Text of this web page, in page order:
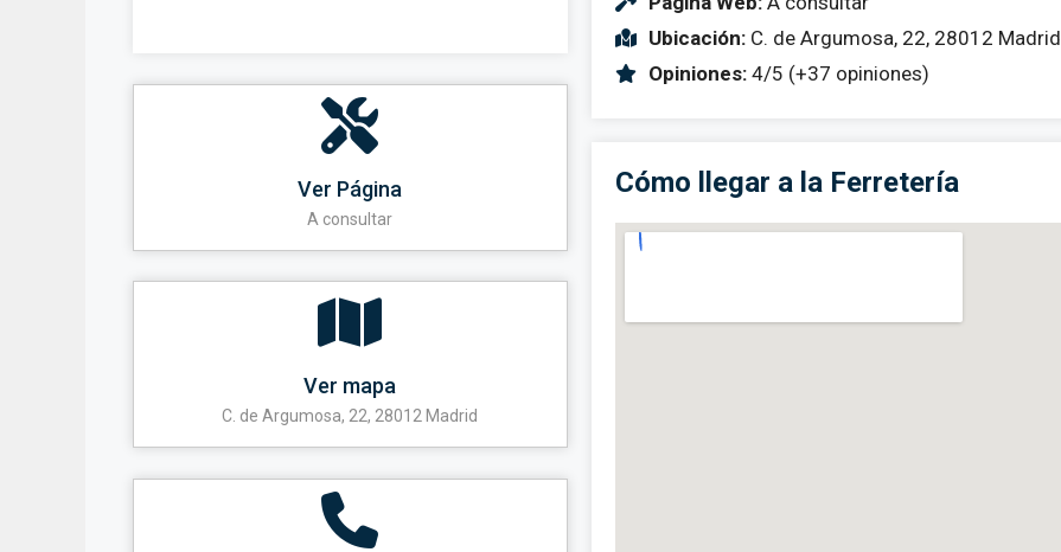
Ver Página
A consultar
Ver mapa
C. de Argumosa, 22, 28012 Madrid
Ubicación:C. de Argumosa, 22, 28012 Madrid
Opiniones:4/5 (+37 opiniones)
Cómo llegar a la Ferretería